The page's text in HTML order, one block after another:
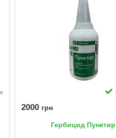
2000 грн
Гербицид Пунктир